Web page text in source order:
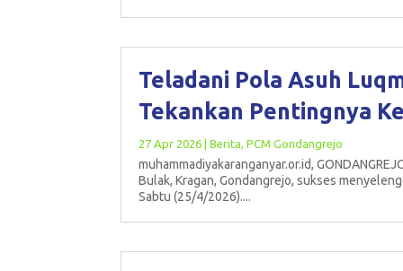
Teladani Pola Asuh
Tekankan Pentingnya
27 Apr 2026 |Berita,PCM Gondangrejo
muhammadiyakaranganyar.or.id,
Bulak, Kragan, Gondangrejo, sukses
Sabtu (25/4/2026)....